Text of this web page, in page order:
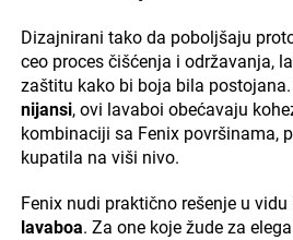
Dizajnirani tako da poboljšaju
ceo proces čišćenja i održavanja,
zaštitu kako bi boja bila postojana.
nijansi, ovi lavaboi obećavaju
kombinaciji sa Fenix površinama,
kupatila na viši nivo.
Fenix nudi praktično rešenje u vidu
lavaboa. Za one koje žude za